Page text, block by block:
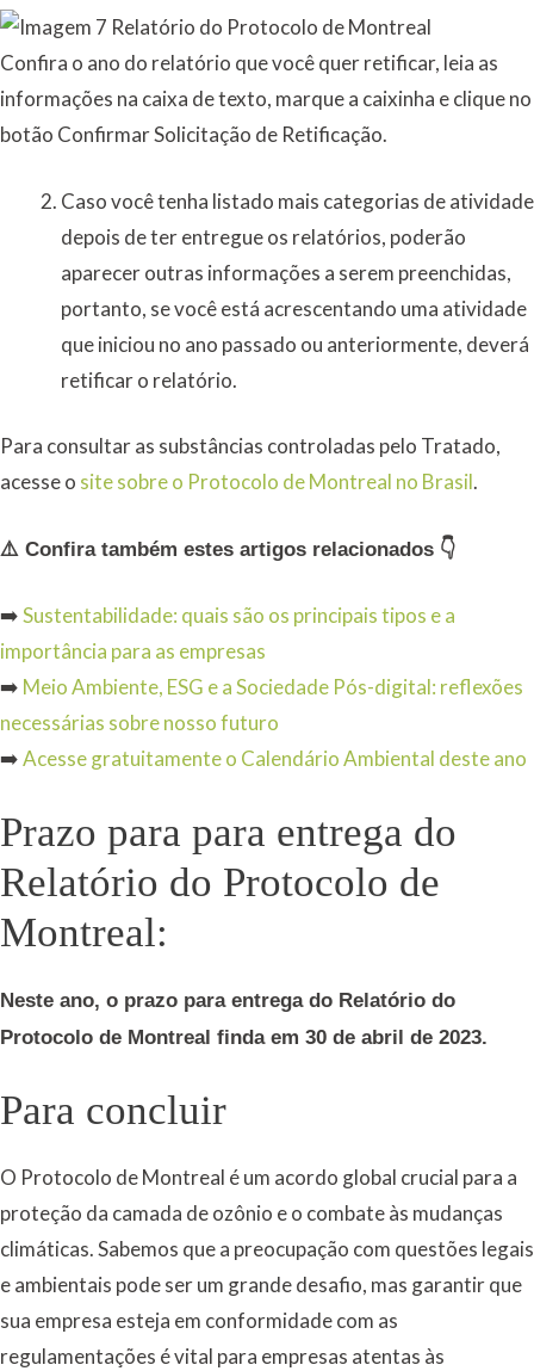
Confira o ano do relatório que você quer retificar, leia as
informações na caixa de texto, marque a caixinha e clique no
botão Confirmar Solicitação de Retificação.
Caso você tenha listado mais categorias de atividade
depois de ter entregue os relatórios, poderão
aparecer outras informações a serem preenchidas,
portanto, se você está acrescentando uma atividade
que iniciou no ano passado ou anteriormente, deverá
retificar o relatório.
Para consultar as substâncias controladas pelo Tratado,
acesse o site sobre o Protocolo de Montreal no Brasil.
⚠️ Confira também estes artigos relacionados 👇
➡️Sustentabilidade: quais são os principais tipos e a
importância para as empresas
➡️ Meio Ambiente, ESG e a Sociedade Pós-digital: reflexões
necessárias sobre nosso futuro
➡️Acesse gratuitamente o Calendário Ambiental deste ano
Prazo para para entrega do
Relatório do Protocolo de
Montreal:
Neste ano, o prazo para entrega do Relatório do
Protocolo de Montreal finda em 30 de abril de 2023.
Para concluir
O Protocolo de Montreal é um acordo global crucial para a
proteção da camada de ozônio e o combate às mudanças
climáticas. Sabemos que a preocupação com questões legais
e ambientais pode ser um grande desafio, mas garantir que
sua empresa esteja em conformidade com as
regulamentações é vital para empresas atentas às